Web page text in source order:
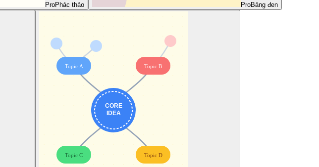
ProPhác thảo ProBảng đen